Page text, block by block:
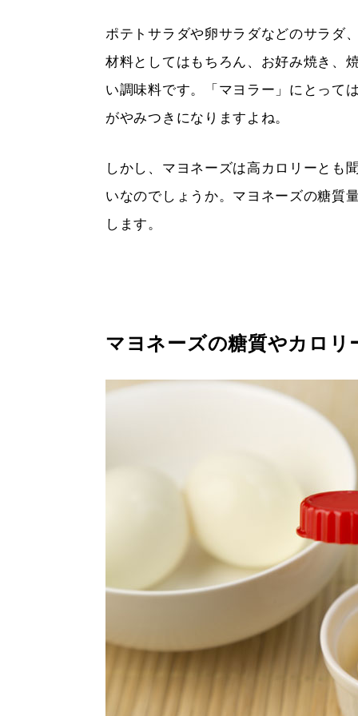
ポテトサラダや卵サラダなどのサラダ
材料としてはもちろん、お好み焼き、
い調味料です。「マヨラー」にとって
がやみつきになりますよね。
しかし、マヨネーズは高カロリーとも
いなのでしょうか。マヨネーズの糖質
します。
マヨネーズの糖質やカロリ